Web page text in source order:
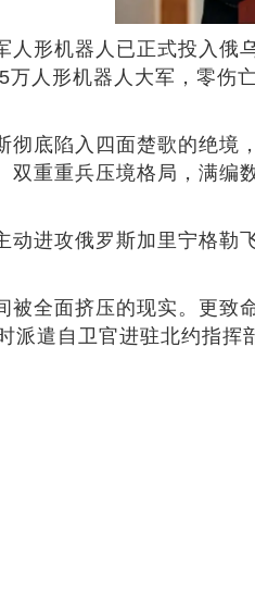
形机器人已正式投入
人形机器人大军，零
底陷入四面楚歌的绝境
重重兵压境格局，满
进攻俄罗斯加里宁格
全面挤压的现实。更
遣自卫官进驻北约指挥